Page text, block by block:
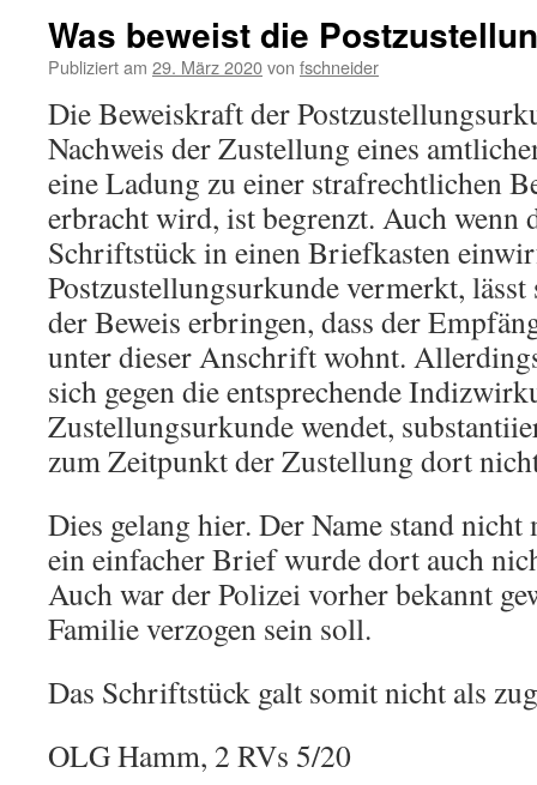
Was beweist die
Publiziert am 29. März 2020von fschneider
Die Beweiskraft der
Nachweis der Zustellung eines
eine Ladung zu einer strafrechtlichen
erbracht wird, ist begrenzt. Auch wenn
Schriftstück in einen Briefkasten
Postzustellungsurkunde vermerkt,
der Beweis erbringen, dass der
unter dieser Anschrift wohnt.
sich gegen die entsprechende
Zustellungsurkunde wendet,
zum Zeitpunkt der Zustellung dort
Dies gelang hier. Der Name stand
ein einfacher Brief wurde dort auch
Auch war der Polizei vorher bekannt
Familie verzogen sein soll.
Das Schriftstück galt somit nicht als
OLG Hamm, 2 RVs 5/20